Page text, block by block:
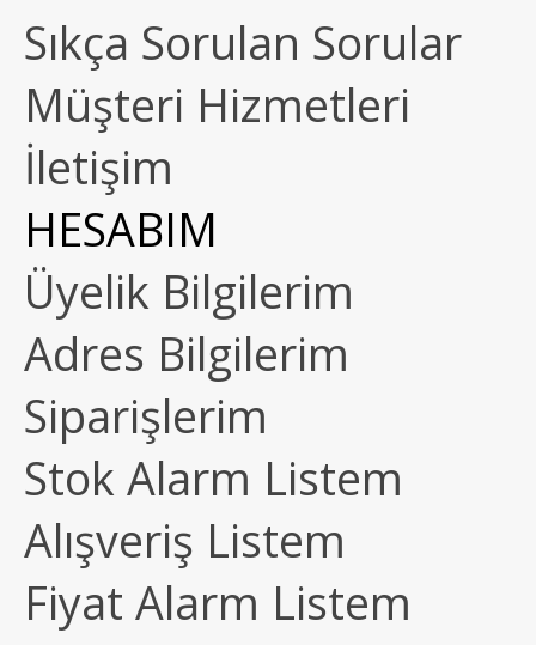
Sıkça Sorulan Sorular
Müşteri Hizmetleri
İletişim
HESABIM
Üyelik Bilgilerim
Adres Bilgilerim
Siparişlerim
Stok Alarm Listem
Alışveriş Listem
Fiyat Alarm Listem